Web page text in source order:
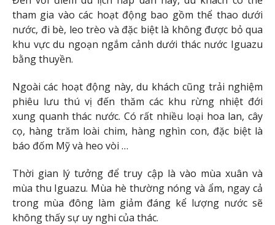
tham gia vào các hoạt động bao gồm thể thao dưới
nước, đi bè, leo trèo và đặc biệt là không được bỏ qua
khu vực du ngoạn ngắm cảnh dưới thác nước Iguazu
bằng thuyền.
Ngoài các hoạt động này, du khách cũng trải nghiệm
phiêu lưu thú vị đến thăm các khu rừng nhiệt đới
xung quanh thác nước. Có rất nhiều loại hoa lan, cây
cọ, hàng trăm loài chim, hàng nghìn con, đặc biệt là
báo đốm Mỹ và heo vòi …
Thời gian lý tưởng để truy cập là vào mùa xuân và
mùa thu Iguazu. Mùa hè thường nóng và ẩm, ngay cả
trong mùa đông làm giảm đáng kể lượng nước sẽ
không thấy sự uy nghi của thác.